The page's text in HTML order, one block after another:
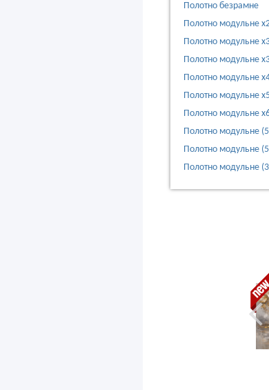
Полотно безрамне
Полотно модульне
Полотно модульне
Полотно модульне
Полотно модульне
Полотно модульне
Полотно модульне
Полотно модульне
Полотно модульне
Полотно модульне